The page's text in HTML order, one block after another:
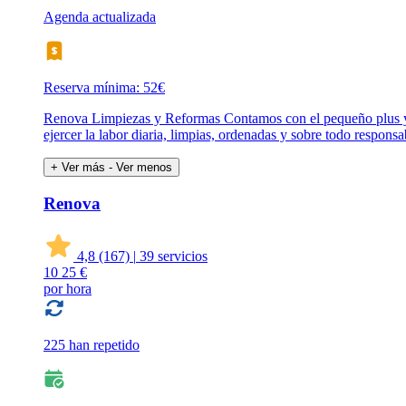
Agenda actualizada
Reserva mínima: 52€
Renova Limpiezas y Reformas Contamos con el pequeño
ejercer la labor diaria, limpias, ordenadas y sobre todo
+ Ver más - Ver menos
Renova
4,8 (167) | 39 servicios
10 25 €
por hora
225 han repetido